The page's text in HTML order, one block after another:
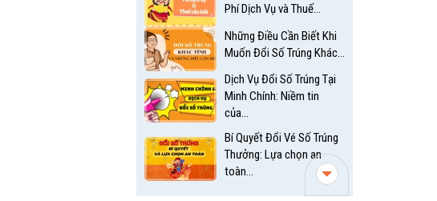
Phí Dịch Vụ và Thuế...
Những Điều Cần Biết Khi
Muốn Đổi Số Trúng Khác...
Dịch Vụ Đổi Số Trúng Tại
Minh Chính: Niềm tin
của...
Bí Quyết Đổi Vé Số Trúng
Thưởng: Lựa chọn an
toàn...